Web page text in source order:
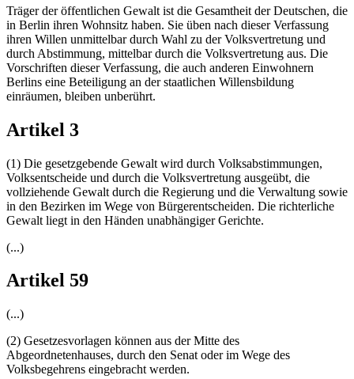
Träger der öffentlichen Gewalt ist die Gesamtheit der Deutschen, die
in Berlin ihren Wohnsitz haben. Sie üben nach dieser Verfassung
ihren Willen unmittelbar durch Wahl zu der Volksvertretung und
durch Abstimmung, mittelbar durch die Volksvertretung aus. Die
Vorschriften dieser Verfassung, die auch anderen Einwohnern
Berlins eine Beteiligung an der staatlichen Willensbildung
einräumen, bleiben unberührt.
Artikel 3
(1) Die gesetzgebende Gewalt wird durch Volksabstimmungen,
Volksentscheide und durch die Volksvertretung ausgeübt, die
vollziehende Gewalt durch die Regierung und die Verwaltung sowie
in den Bezirken im Wege von Bürgerentscheiden. Die richterliche
Gewalt liegt in den Händen unabhängiger Gerichte.
(...)
Artikel 59
(...)
(2) Gesetzesvorlagen können aus der Mitte des
Abgeordnetenhauses, durch den Senat oder im Wege des
Volksbegehrens eingebracht werden.